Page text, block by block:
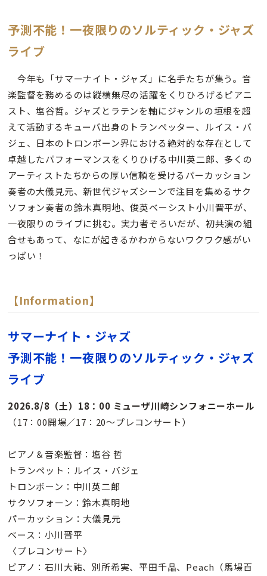
予測不能！一夜限りのソルティック・ジャズ
ライブ
今年も「サマーナイト・ジャズ」に名手たちが集う。音
楽監督を務めるのは縦横無尽の活躍をくりひろげるピアニ
スト、塩谷哲。ジャズとラテンを軸にジャンルの垣根を超
えて活動するキューバ出身のトランぺッター、ルイス・バ
ジェ、日本のトロンボーン界における絶対的な存在として
卓越したパフォーマンスをくりひげる中川英二郎、多くの
アーティストたちからの厚い信頼を受けるパーカッション
奏者の大儀見元、新世代ジャズシーンで注目を集めるサク
ソフォン奏者の鈴木真明地、俊英ベーシスト小川晋平が、
一夜限りのライブに挑む。実力者ぞろいだが、初共演の組
合せもあって、なにが起きるかわからないワクワク感がい
っぱい！
【Information】
サマーナイト・ジャズ
予測不能！一夜限りのソルティック・ジャズ
ライブ
2026.8/8（土）18：00 ミューザ川崎シンフォニーホール
（17：00開場／17：20〜プレコンサート）
ピアノ＆音楽監督：塩谷 哲
トランペット：ルイス・バジェ
トロンボーン：中川英二郎
サクソフォーン：鈴木真明地
パーカッション：大儀見元
ベース：小川晋平
〈プレコンサート〉
ピアノ：石川大祐、別所希実、平田千晶、Peach（馬場百